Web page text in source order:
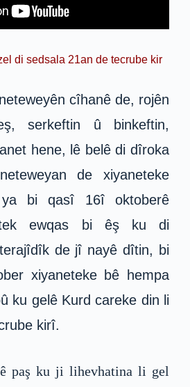
di sedsala 21an de tecrube kir
cîhanê de, rojên
serkeftin û binkeftin,
hene, lê belê di dîroka
de xiyaneteke
bi qasî 16î oktoberê
ewqas bi êş ku di
de jî nayê dîtin, bi
xiyaneteke bê hempa
ku gelê Kurd careke din li
kirî.
paş ku ji lihevhatina li gel